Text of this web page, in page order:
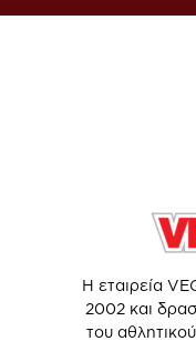
Η εταιρεία
2002 και
του